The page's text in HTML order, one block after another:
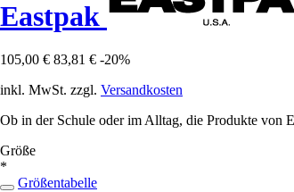
Eastpak
105,00 € 83,81 € -20%
inkl. MwSt. zzgl. Versandkosten
Ob in der Schule oder im Alltag, die Produkte von
Größe
*
Größentabelle